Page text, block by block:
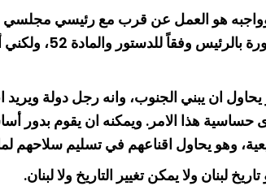
هو العمل عن قرب مع رئيسي مجلسي
نعمل بتناغم وننسق في ادق التفاصيل
على اقناع حزب الله، اعتبر الرئيس عون ان الرئيس بري امضى 40 عاماً وهو يحاول ان يبني
هذا الامر. ويمكنه ان يقوم بدور
وهو يحاول اقناعهم في تسليم سلاحهم
لبنان ولا يمكن تغيير التاريخ ولا لبنان.